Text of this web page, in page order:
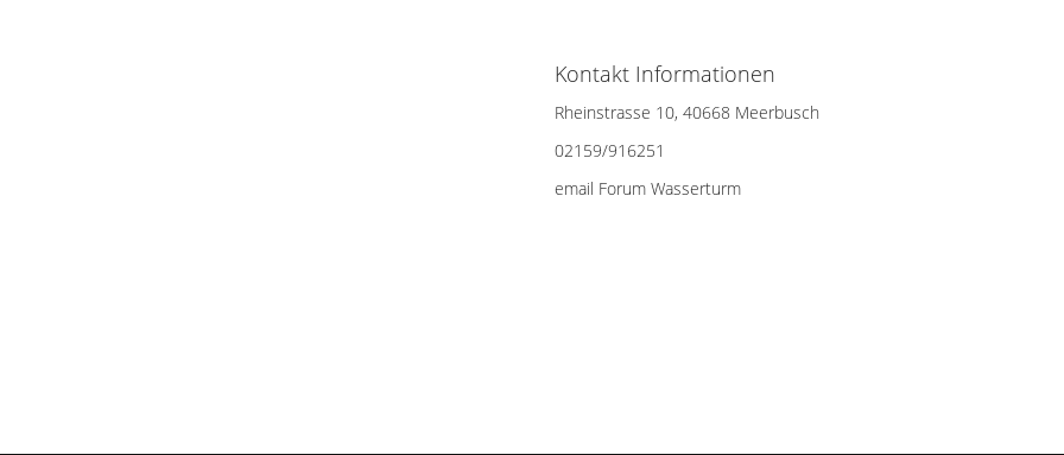
Kontakt Informationen
Rheinstrasse 10, 40668 Meerbusch
02159/916251
email Forum Wasserturm